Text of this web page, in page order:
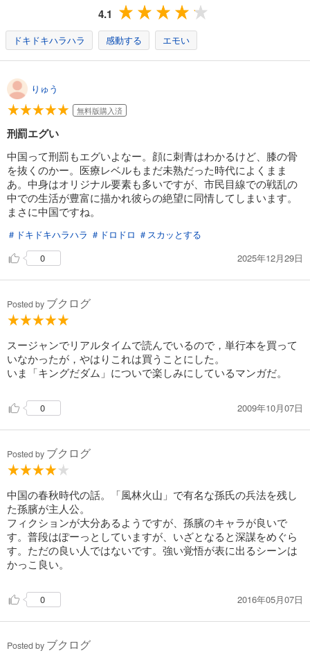
あらすじを表示する
ビン～孫子異伝～ 14
ビン～孫子異伝～ 15
536円 (税込)
完結
カート
あらすじを表示する
536円 (税込)
完結
ビン～孫子異伝～ 17
536 円 (税込)
あらすじを表示する
ビン～孫子異伝～ 18
完結
試し読み
あらすじを表示する
ビン～孫子異伝～ 19
4.1
ドキドキハラハラ 感動する エモい
りゅう
無料版購入済
刑罰エグい
中国って刑罰もエグいよなー。顔に刺青はわかるけど、膝の骨
を抜くのかー。医療レベルもまだ未熟だった時代によくまま
あ。中身はオリジナル要素も多いですが、市民目線での戦乱の
中での生活が豊富に描かれ彼らの絶望に同情してしまいます。
まさに中国ですね。
＃ドキドキハラハラ ＃ドロドロ ＃スカッとする
0
2025年12月29日
Posted by ブクログ
スージャンでリアルタイムで読んでいるので，単行本を買って
いなかったが，やはりこれは買うことにした。
いま「キングだダム」についで楽しみにしているマンガだ。
0 2009年10月07日
Posted by ブクログ
中国の春秋時代の話。「風林火山」で有名な孫氏の兵法を残し
た孫臏が主人公。
フィクションが大分あるようですが、孫臏のキャラが良いで
す。普段はぽーっとしていますが、いざとなると深謀をめぐら
す。ただの良い人ではないです。強い覚悟が表に出るシーンは
かっこ良い。
0 2016年05月07日
Posted by ブクログ